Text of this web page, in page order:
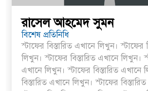
ডিহিদার বাড়ীর মোঃ আঃ খালেকের ইন্তেকাল
বাংলাদেশিদের ব্যবসায়িক অগ্রযাত্রায় নতুন অধ্যায়
বর্তমানে স্থিতিশীল সরকার,প্রবাসীদের
বর্তমানে স্থিতিশীল সরকার,প্রবাসীদের
রাসেল আহমেদ সুমন
বিশেষ প্রতিনিধি
স্টাফের বিস্তারিত এখানে লিখুন। স্টাফের
লিখুন। স্টাফের বিস্তারিত এখানে লিখুন।
এখানে লিখুন। স্টাফের বিস্তারিত এখানে
বিস্তারিত এখানে লিখুন। স্টাফের